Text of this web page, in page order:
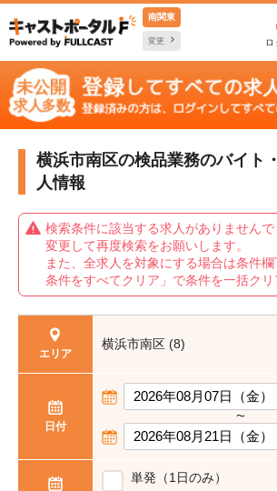
南関東
変更 ロ
横浜市南区の検品業務のバイト
人情報
検索条件に該当する求人がありません
変更して再度検索をお願いします。
また、全求人を対象にする場合は条件
条件をすべてクリア」で条件を一括クリ
エリア
横浜市南区 (8)
日付
〜
単発（1日のみ）